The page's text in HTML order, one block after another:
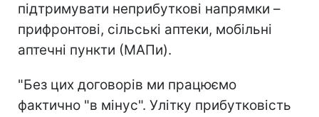
підтримувати неприбуткові напрямки –
прифронтові, сільські аптеки, мобільні
аптечні пункти (МАПи).
"Без цих договорів ми працюємо
фактично "в мінус". Улітку прибутковість